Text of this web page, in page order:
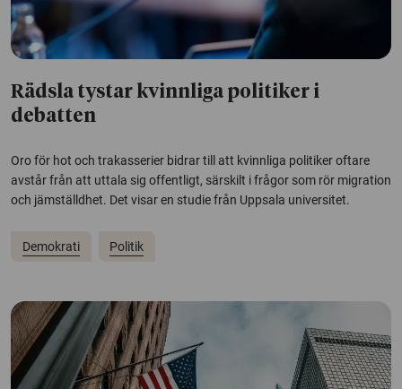
Rädsla tystar kvinnliga politiker i
debatten
Oro för hot och trakasserier bidrar till att kvinnliga politiker oftare
avstår från att uttala sig offentligt, särskilt i frågor som rör migration
och jämställdhet. Det visar en studie från Uppsala universitet.
Demokrati Politik